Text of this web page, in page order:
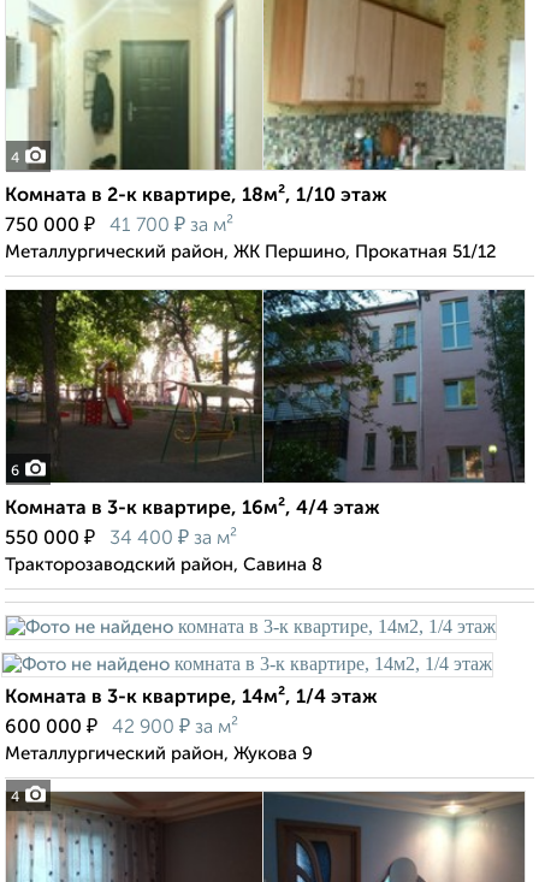
4
Комната в 2-к квартире, 18м², 1/10 этаж
750 000 ₽ 41 700 ₽ за м²
Металлургический район, ЖК Першино, Прокатная 51/12
6
Комната в 3-к квартире, 16м², 4/4 этаж
550 000 ₽ 34 400 ₽ за м²
Тракторозаводский район, Савина 8
4
Комната в 3-к квартире, 14м², 1/4 этаж
600 000 ₽ 42 900 ₽ за м²
Металлургический район, Жукова 9